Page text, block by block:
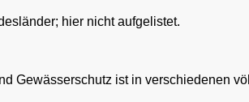
hier nicht aufgelistet.
Gewässerschutz ist in verschiedenen